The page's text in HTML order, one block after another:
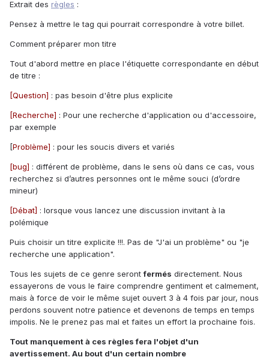
Extrait des règles :
Pensez à mettre le tag qui pourrait correspondre à votre billet.
Comment préparer mon titre
Tout d'abord mettre en place l'étiquette correspondante en début
de titre :
[Question] : pas besoin d'être plus explicite
[Recherche] : Pour une recherche d'application ou d'accessoire,
par exemple
[Problème] : pour les soucis divers et variés
[bug] : différent de problème, dans le sens où dans ce cas, vous
recherchez si d’autres personnes ont le même souci (d’ordre
mineur)
[Débat] : lorsque vous lancez une discussion invitant à la
polémique
Puis choisir un titre explicite !!!. Pas de "J'ai un problème" ou "je
recherche une application".
Tous les sujets de ce genre serontfermés directement. Nous
essayerons de vous le faire comprendre gentiment et calmement,
mais à force de voir le même sujet ouvert 3 à 4 fois par jour, nous
perdons souvent notre patience et devenons de temps en temps
impolis. Ne le prenez pas mal et faites un effort la prochaine fois.
Tout manquement à ces règles fera l'objet d'un
avertissement. Au bout d'un certain nombre